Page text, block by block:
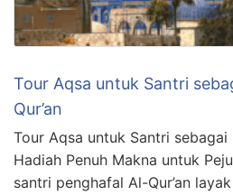
Tour Aqsa untuk Santri
Qur’an
Tour Aqsa untuk Santri sebagai
Hadiah Penuh Makna untuk
santri penghafal Al-Qur’an